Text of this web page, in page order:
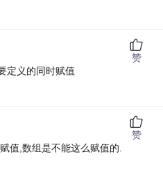
定义的同时赋值
赞
值,数组是不能这么赋值的.
赞